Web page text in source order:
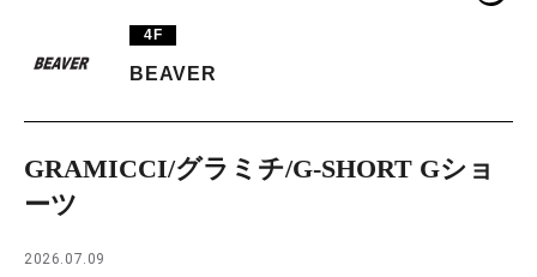
PARCOメンバーズ
4F
BEAVER
GRAMICCI/グラミチ/G-SHORT Gショ
ーツ
2026.07.09